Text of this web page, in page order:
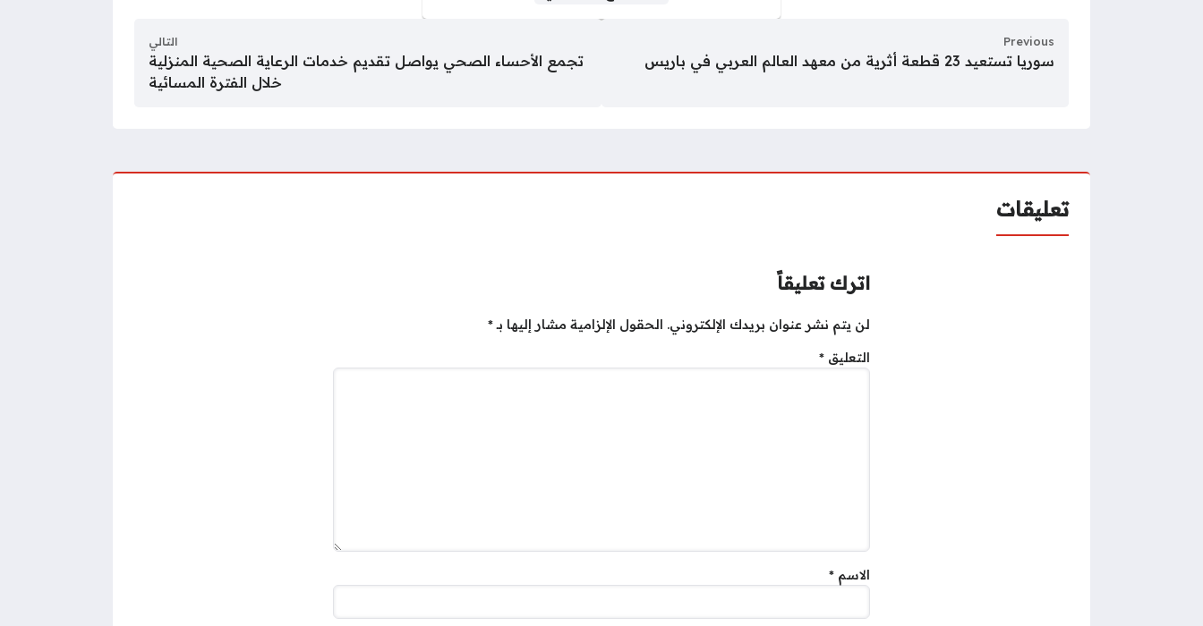
Previous
سوريا تستعيد 23 قطعة أثرية من معهد العالم العربي في باريس
التالي
تجمع الأحساء الصحي يواصل تقديم خدمات الرعاية الصحية المنزلية
خلال الفترة المسائية
تعليقات
اترك تعليقاً
لن يتم نشر عنوان بريدك الإلكتروني. الحقول الإلزامية مشار إليها بـ*
التعليق *
الاسم *